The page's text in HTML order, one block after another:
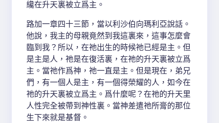
纔在升天裏被立爲主。
路加一章四十三節，當以利沙伯向瑪利亞說話。
他說，我主的母親竟然到我這裏來，這事怎麼會
臨到我？所以，在祂出生的時候祂已經是主。但
是主是人，祂是在復活裏，在祂的升天裏被立爲
主。當祂作爲神，祂一直是主。但是現在，弟兄
們，有一個人是主，有一個得榮耀的人，如今在
祂的升天裏被立爲主。爲什麼呢？在祂的升天里
人性完全被帶到神性裏。當神差遣祂所膏的那位
生下來就是基督。